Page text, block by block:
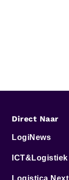
Direct Naar
LogiNews
ICT&Logistiek
Logistica Next